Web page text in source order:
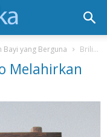
Bayi yang Berguna Brilian! Inilah 31 Ide Kado Melahirkan Bayi yang Berguna
Melahirkan